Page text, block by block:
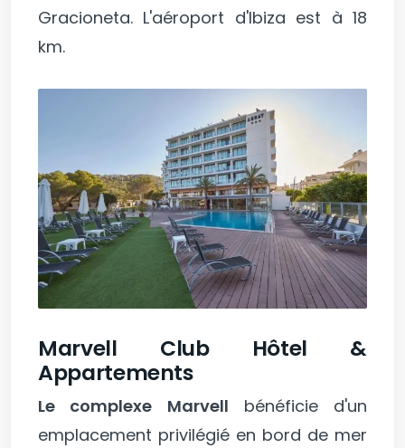
Gracioneta. L'aéroport d'Ibiza est à 18
km.
Marvell Club Hôtel &
Appartements
Le complexe Marvell bénéficie d'un
emplacement privilégié en bord de mer